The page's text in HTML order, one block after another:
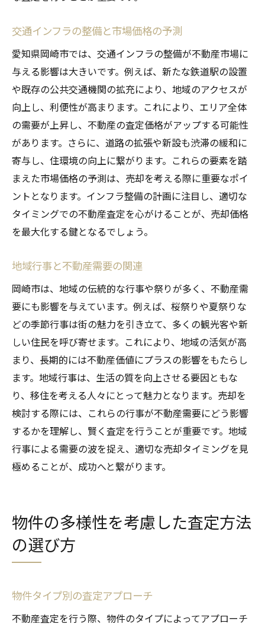
交通インフラの整備と市場価格の予測
愛知県岡崎市では、交通インフラの整備が不動産市場に
与える影響は大きいです。例えば、新たな鉄道駅の設置
や既存の公共交通機関の拡充により、地域のアクセスが
向上し、利便性が高まります。これにより、エリア全体
の需要が上昇し、不動産の査定価格がアップする可能性
があります。さらに、道路の拡張や新設も渋滞の緩和に
寄与し、住環境の向上に繋がります。これらの要素を踏
まえた市場価格の予測は、売却を考える際に重要なポイ
ントとなります。インフラ整備の計画に注目し、適切な
タイミングでの不動産査定を心がけることが、売却価格
を最大化する鍵となるでしょう。
地域行事と不動産需要の関連
岡崎市は、地域の伝統的な行事や祭りが多く、不動産需
要にも影響を与えています。例えば、桜祭りや夏祭りな
どの季節行事は街の魅力を引き立て、多くの観光客や新
しい住民を呼び寄せます。これにより、地域の活気が高
まり、長期的には不動産価値にプラスの影響をもたらし
ます。地域行事は、生活の質を向上させる要因ともな
り、移住を考える人々にとって魅力となります。売却を
検討する際には、これらの行事が不動産需要にどう影響
するかを理解し、賢く査定を行うことが重要です。地域
行事による需要の波を捉え、適切な売却タイミングを見
極めることが、成功へと繋がります。
物件の多様性を考慮した査定方法
の選び方
物件タイプ別の査定アプローチ
不動産査定を行う際、物件のタイプによってアプローチ